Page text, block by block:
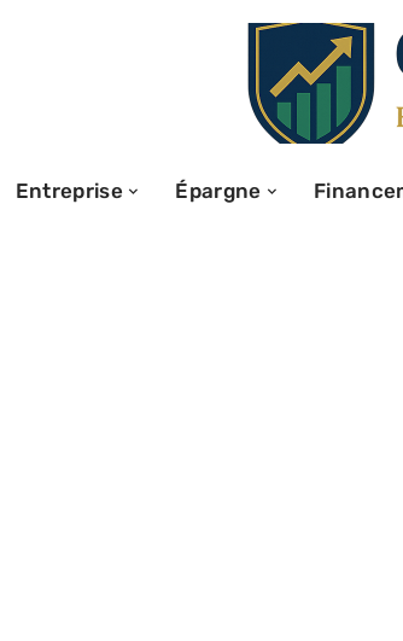
Entreprise Épargne